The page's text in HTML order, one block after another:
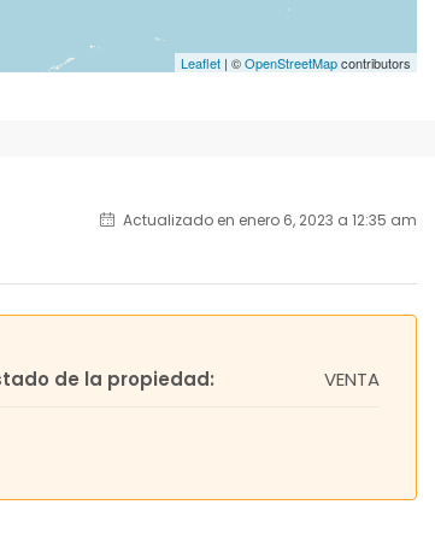
Leaflet | ©OpenStreetMapcontributors
Actualizado en enero 6, 2023 a 12:35 am
de la propiedad: VENTA